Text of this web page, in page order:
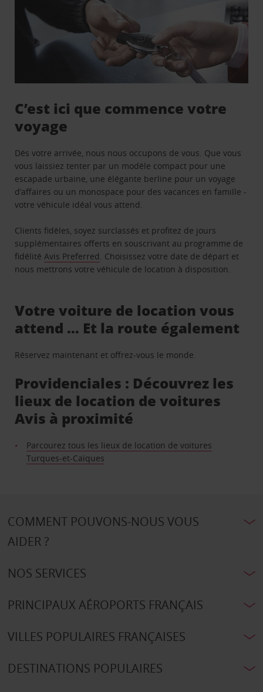
C’est ici que commence votre
voyage
Dès votre arrivée, nous nous occupons de vous. Que vous
vous laissiez tenter par un modèle compact pour une
escapade urbaine, une élégante berline pour un voyage
d’affaires ou un monospace pour des vacances en famille -
votre véhicule idéal vous attend.
Clients fidèles, soyez surclassés et profitez de jours
supplémentaires offerts en souscrivant au programme de
fidélitéAvis Preferred. Choisissez votre date de départ et
nous mettrons votre véhicule de location à disposition.
Votre voiture de location vous
attend … Et la route également
Réservez maintenant et offrez-vous le monde.
Providenciales : Découvrez les
lieux de location de voitures
Avis à proximité
Parcourez tous les lieux de location de voitures
Turques-et-Caïques
COMMENT POUVONS-NOUS VOUS
AIDER ?
NOS SERVICES
PRINCIPAUX AÉROPORTS FRANÇAIS
VILLES POPULAIRES FRANÇAISES
DESTINATIONS POPULAIRES